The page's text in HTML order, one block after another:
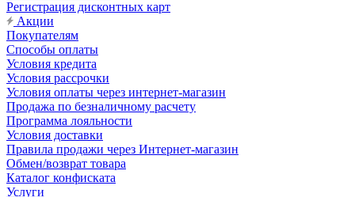
Регистрация дисконтных карт
Акции
Покупателям
Способы оплаты
Условия кредита
Условия рассрочки
Условия оплаты через интернет-магазин
Продажа по безналичному расчету
Программа лояльности
Условия доставки
Правила продажи через Интернет-магазин
Обмен/возврат товара
Каталог конфиската
Услуги